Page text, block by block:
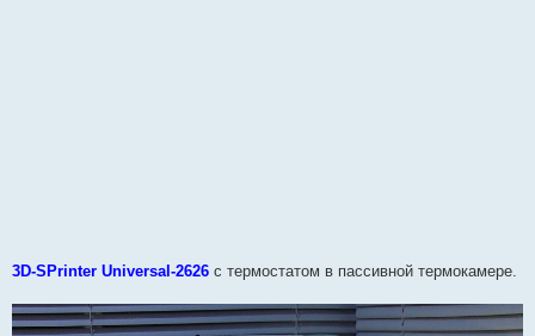
3D-SPrinter Universal-2626 с термостатом в пассивной термокамере.